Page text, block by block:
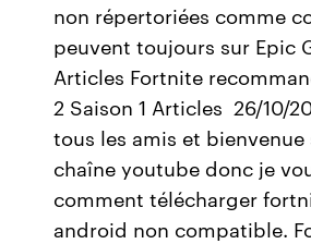
non répertoriées comme
peuvent toujours sur Epic
Articles Fortnite
2 Saison 1 Articles 26/10/
tous les amis et bienvenue
chaîne youtube donc je
comment télécharger
android non compatible.